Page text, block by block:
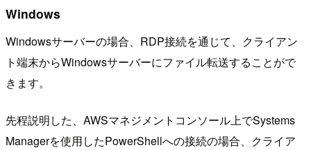
Windows
Windowsサーバーの場合、RDP接続を通じて、クライアン
ト端末からWindowsサーバーにファイル転送することがで
きます。
先程説明した、AWSマネジメントコンソール上でSystems
Managerを使用したPowerShellへの接続の場合、クライア